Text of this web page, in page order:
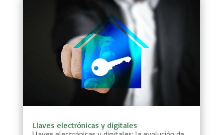
Llaves electrónicas y digitales